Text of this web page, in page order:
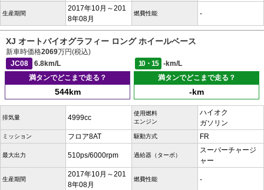
生産期間
2017年10月～201
8年08月
燃費性能 -
XJ オートバイオグラフィー ロング ホイールベース
新車時価格2069万円(税込)
JC08
6.8km/L 10・15
-km/L
満タンでどこまで走る？
544km
満タンでどこまで走る？
-km
排気量 4999cc
使用燃料
エンジン
ハイオク
ガソリン
ミッション フロア8AT 駆動方式 FR
最大出力 510ps/6000rpm 過給器（ターボ）
スーパーチャージ
ャー
生産期間
2017年10月～201
8年08月
燃費性能 -